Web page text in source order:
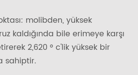
molibden, yüksek
kaldığında bile erimeye karşı
2,620 ° c'lik yüksek bir
sahiptir.